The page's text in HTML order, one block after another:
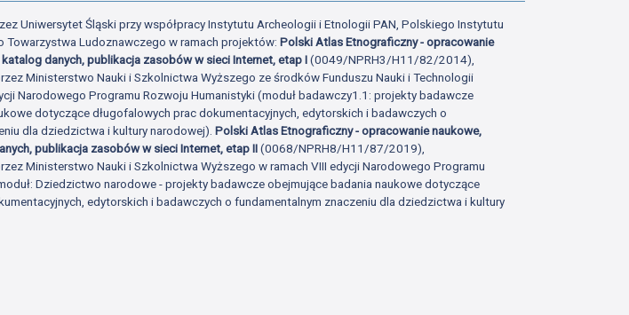
Uniwersytet Śląski przy współpracy Instytutu Archeologii i Etnologii PAN, Polskiego Instytutu
Towarzystwa Ludoznawczego w ramach projektów:Polski Atlas Etnograficzny - opracowanie
danych, publikacja zasobów w sieci Internet, etap I(0049/NPRH3/H11/82/2014),
Ministerstwo Nauki i Szkolnictwa Wyższego ze środków Funduszu Nauki i Technologii
Narodowego Programu Rozwoju Humanistyki (moduł badawczy1.1: projekty badawcze
dotyczące długofalowych prac dokumentacyjnych, edytorskich i badawczych o
dla dziedzictwa i kultury narodowej).Polski Atlas Etnograficzny - opracowanie naukowe,
publikacja zasobów w sieci Internet, etap II(0068/NPRH8/H11/87/2019),
Ministerstwo Nauki i Szkolnictwa Wyższego w ramach VIII edycji Narodowego Programu
Dziedzictwo narodowe - projekty badawcze obejmujące badania naukowe dotyczące
edytorskich i badawczych o fundamentalnym znaczeniu dla dziedzictwa i kultury